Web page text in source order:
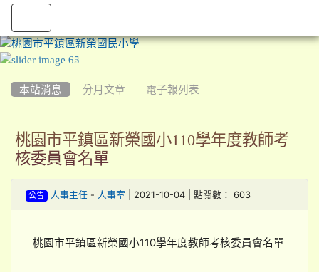
本站消息 分月文章 電子報列表
桃園市平鎮區新榮國小110學年度教師考
核委員會名單
公告 人事主任- 人事室 | 2021-10-04 | 點閱數： 603
桃園市平鎮區新榮國小110學年度教師考核委員會名單